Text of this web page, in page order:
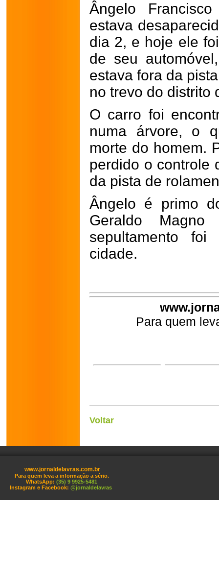
Ângelo
estava
dia 2, e hoje ele
de seu
estava fora da
no trevo do distrito
O carro foi
numa árvore, o
morte do homem.
perdido o controle
da pista de
Ângelo é primo
Geraldo
sepultamento
cidade.
Para quem
Voltar
www.jornaldelavras.com.br
Para quem leva a informação a sério.
WhatsApp: (35) 9 9925-5481
Instagram e Facebook: @jornaldelavras